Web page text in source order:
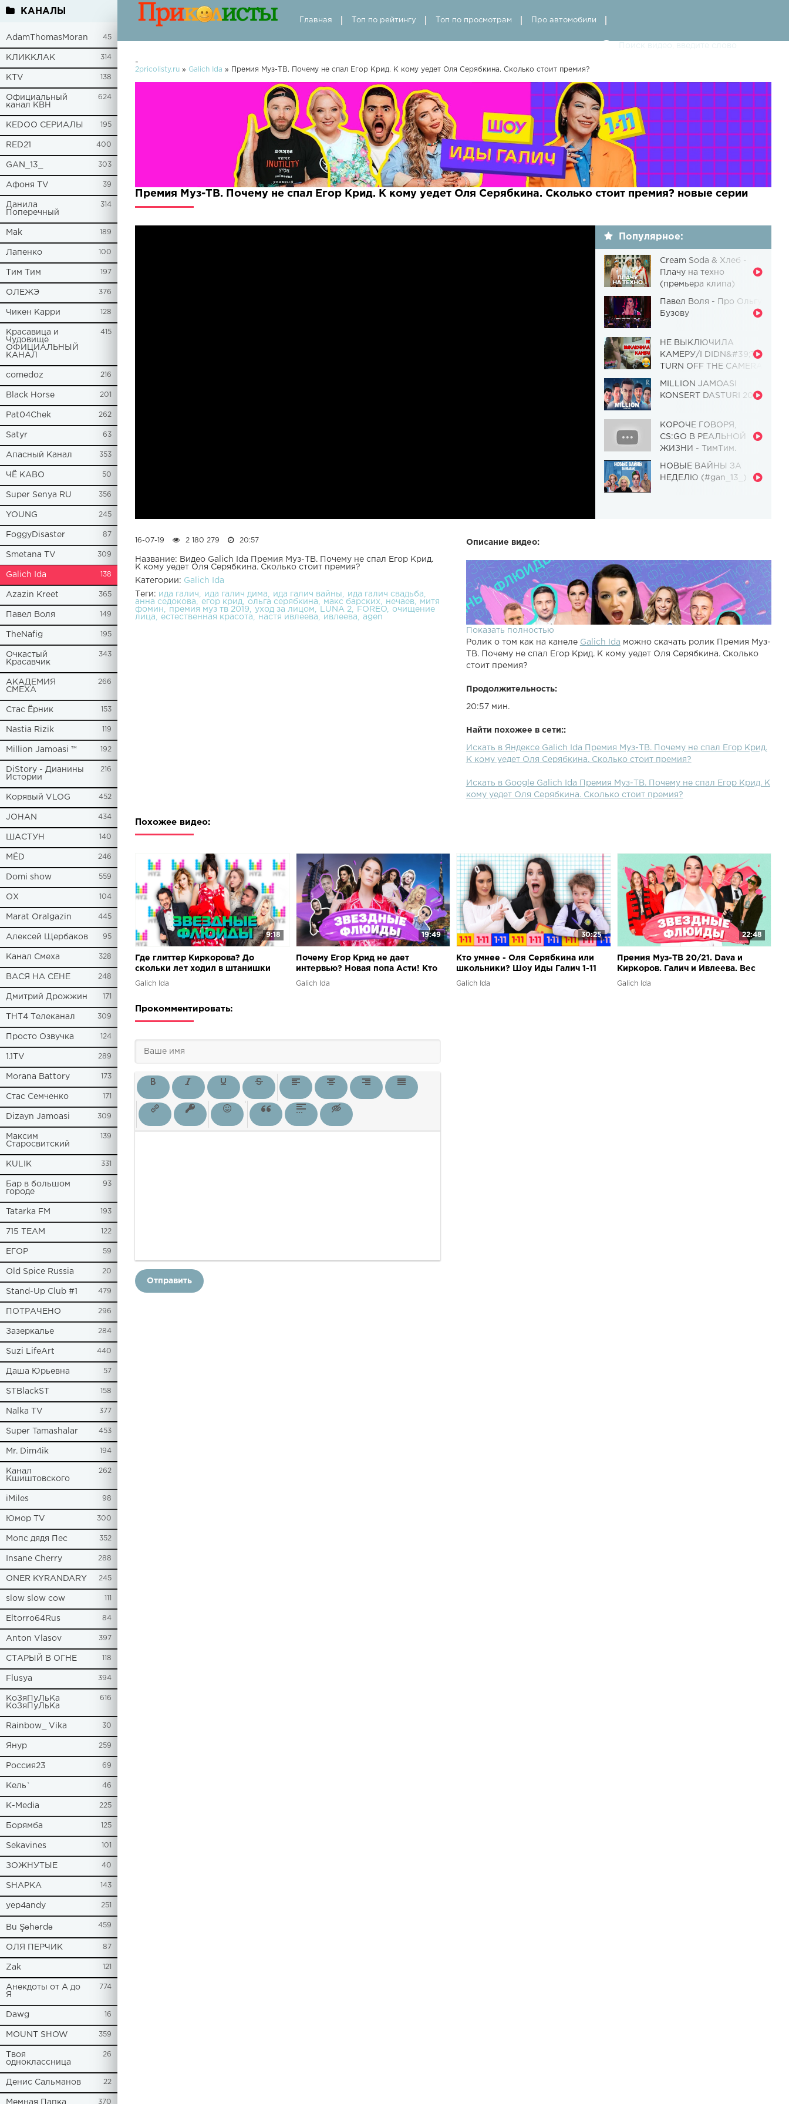
КАНАЛЫ
AdamThomasMoran 45
КЛИККЛАК 314
KTV 138
Официальный
канал КВН
624
KEDOO СЕРИАЛЫ 195
RED21 400
GAN_13_ 303
Афоня TV 39
Данила
Поперечный
314
Mak 189
Лапенко 100
Tим Тим 197
ОЛЕЖЭ 376
Чикен Карри 128
Красавица и
Чудовище
ОФИЦИАЛЬНЫЙ
КАНАЛ
415
comedoz 216
Black Horse 201
Pat04Chek 262
Satyr 63
Апасный Канал 353
ЧЁ КАВО 50
Super Senya RU 356
YOUNG 245
FoggyDisaster 87
Smetana TV 309
Galich Ida 138
Azazin Kreet 365
Павел Воля 149
TheNafig 195
Очкастый
Красавчик
343
АКАДЕМИЯ
СМЕХА
266
Стас Ёрник 153
Nastia Rizik 119
Million Jamoasi ™ 192
DiStory - Дианины
Истории
216
Корявый VLOG 452
JOHAN 434
ШАСТУН 140
МЁD 246
Domi show 559
ОХ 104
Marat Oralgazin 445
Алексей Щербаков 95
Канал Смеха 328
ВАСЯ НА СЕНЕ 248
Дмитрий Дрожжин 171
ТНТ4 Телеканал 309
Просто Озвучка 124
1.1TV 289
Morana Battory 173
Стас Семченко 171
Dizayn Jamoasi 309
Максим
Старосвитский
139
KULIK 331
Бар в большом
городе
93
Tatarka FM 193
715 TEAM 122
ЕГОР 59
Old Spice Russia 20
Stand-Up Club #1 479
ПОТРАЧЕНО 296
Зазеркалье 284
Suzi LifeArt 440
Даша Юрьевна 57
STBlackST 158
Nalka TV 377
Super Tamashalar 453
Mr. Dim4ik 194
Канал
Кшиштовского
262
iMiles 98
Юмор TV 300
Мопс дядя Пес 352
Insane Cherry 288
ONER KYRANDARY 245
slow slow cow 111
Eltorro64Rus 84
Anton Vlasov 397
СТАРЫЙ В ОГНЕ 118
Flusya 394
КоЗяПуЛьКа
КоЗяПуЛьКа
616
Rainbow_ Vika 30
Янур 259
Россия23 69
Кель` 46
К-Media 225
Борямба 125
Sekavines 101
ЗОЖНУТЫЕ 40
SHAPKA 143
yep4andy 251
Bu Şəhərdə 459
ОЛЯ ПЕРЧИК 87
Zak 121
Анекдоты от А до
Я
774
Dawg 16
MOUNT SHOW 359
Твоя
одноклассница
26
Денис Сальманов 22
Мемная Папка 370
Главная Топ по рейтингу Топ по просмотрам Про автомобили
-
2pricolisty.ru » Galich Ida » Премия Муз-ТВ. Почему не спал Егор Крид. К кому уедет Оля Серябкина. Сколько стоит премия?
Премия Муз-ТВ. Почему не спал Егор Крид. К кому уедет Оля Серябкина. Сколько стоит премия? новые серии
Популярное:
Cream Soda & Хлеб -
Плачу на техно
(премьера клипа)
Павел Воля - Про Ольгу
Бузову
НЕ ВЫКЛЮЧИЛА
КАМЕРУ/I DIDN&#39;T
TURN OFF THE CAMERA
Чудовище] (Выпуск 110)
MILLION JAMOASI
KONSERT DASTURI 2019
КОРОЧЕ ГОВОРЯ,
CS:GO В РЕАЛЬНОЙ
ЖИЗНИ - ТимТим.
НОВЫЕ ВАЙНЫ ЗА
НЕДЕЛЮ (#gan_13_)
Описание видео:
Показать полностью
Ролик о том как на канеле Galich Ida можно скачать ролик Премия Муз-
ТВ. Почему не спал Егор Крид. К кому уедет Оля Серябкина. Сколько
стоит премия?
Продолжительность:
20:57 мин.
Найти похожее в сети::
Искать в Яндексе Galich Ida Премия Муз-ТВ. Почему не спал Егор Крид.
К кому уедет Оля Серябкина. Сколько стоит премия?
Искать в Google Galich Ida Премия Муз-ТВ. Почему не спал Егор Крид. К
кому уедет Оля Серябкина. Сколько стоит премия?
16-07-19 2 180 279 20:57
Название: Видео Galich Ida Премия Муз-ТВ. Почему не спал Егор Крид.
К кому уедет Оля Серябкина. Сколько стоит премия?
Категории: Galich Ida
Теги: ида галич ида галич дима ида галич вайны
ида галич свадьба
анна седокова
егор крид ольга серябкина макс барских нечаев
митя
фомин
премия муз тв 2019 уход за лицом LUNA 2 FOREO
очищение
лица
естественная красота настя ивлеева ивлеева agen
Похожее видео:
9:18
Где глиттер Киркорова? До
скольки лет ходил в штанишки
Егор Крид? Ида Галич на премии
Galich Ida
19:49
Почему Егор Крид не дает
интервью? Новая попа Асти! Кто
позвал замуж Седокову?
Galich Ida
30:25
Кто умнее - Оля Серябкина или
школьники? Шоу Иды Галич 1-11
Galich Ida
22:48
Премия Муз-ТВ 20/21. Dava и
Киркоров. Галич и Ивлеева. Вес
Гагариной. С кем прощается Дина
Galich Ida
Прокомментировать:
Отправить